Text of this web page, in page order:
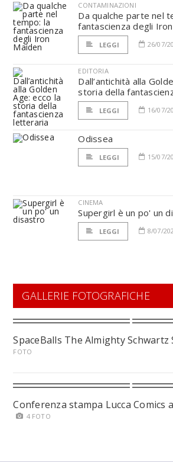
CONTAMINAZIONI
Da qualche parte nel
fantascienza degli
LEGGI 26/07/
EDITORIA
Dall’antichità alla
storia della
LEGGI 16/07/
Odissea
LEGGI 15/07/
CINEMA
Supergirl è un po' un
LEGGI 8/07/
GALLERIE FOTOGRAFICHE
SpaceBalls The Almighty Schwartz
FOTO
Conferenza stampa Lucca Comics
4 FOTO